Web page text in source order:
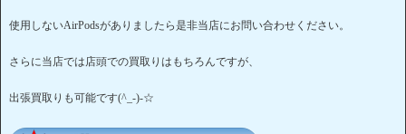
使用しないAirPodsがありましたら是非当店にお問い合わせください。
さらに当店では店頭での買取りはもちろんですが、
出張買取りも可能です(^_-)-☆